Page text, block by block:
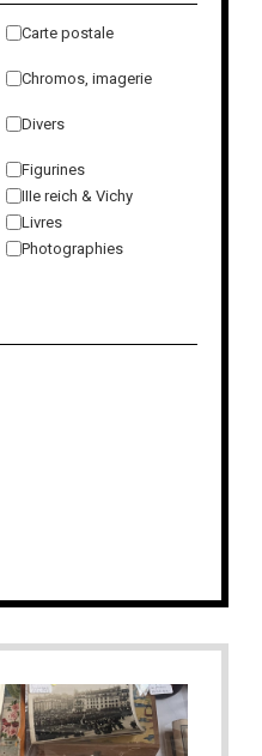
Carte postale
Chromos, imagerie
Divers
Figurines
IIIe reich & Vichy
Livres
Photographies